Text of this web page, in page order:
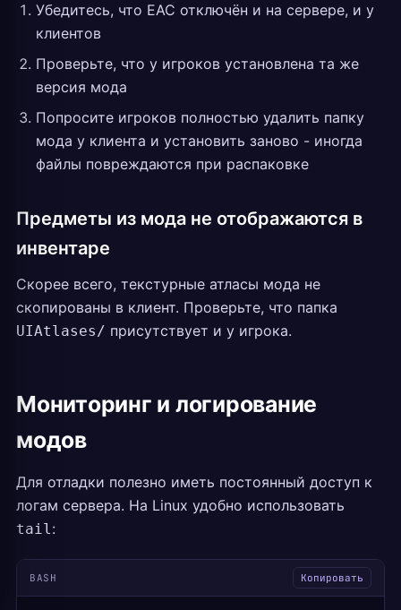
Убедитесь, что EAC отключён и на сервере, и у
клиентов
Проверьте, что у игроков установлена та же
версия мода
Попросите игроков полностью удалить папку
мода у клиента и установить заново - иногда
файлы повреждаются при распаковке
Предметы из мода не отображаются в
инвентаре
Скорее всего, текстурные атласы мода не
скопированы в клиент. Проверьте, что папка
UIAtlases/ присутствует и у игрока.
Мониторинг и логирование
модов
Для отладки полезно иметь постоянный доступ к
логам сервера. На Linux удобно использовать
tail:
BASH Копировать